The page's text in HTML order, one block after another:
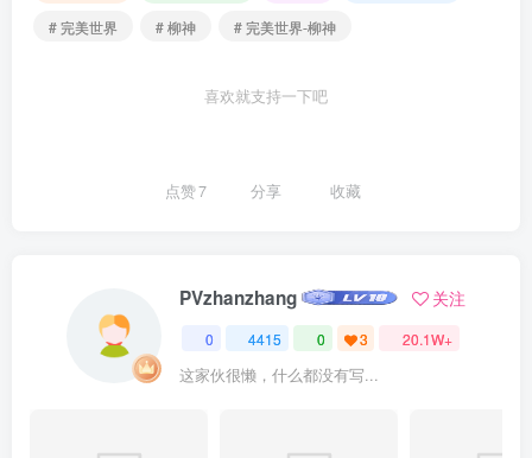
# 完美世界
# 柳神 # 完美世界-柳神
喜欢就支持一下吧
点赞7 分享 收藏
PVzhanzhang 关注
0 4415 0 3 20.1W+
这家伙很懒，什么都没有写...